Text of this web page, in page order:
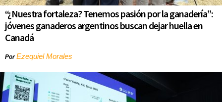
“¿Nuestra fortaleza? Tenemos pasión por la ganadería”:
jóvenes ganaderos argentinos buscan dejar huella en
Canadá
PorEzequiel Morales